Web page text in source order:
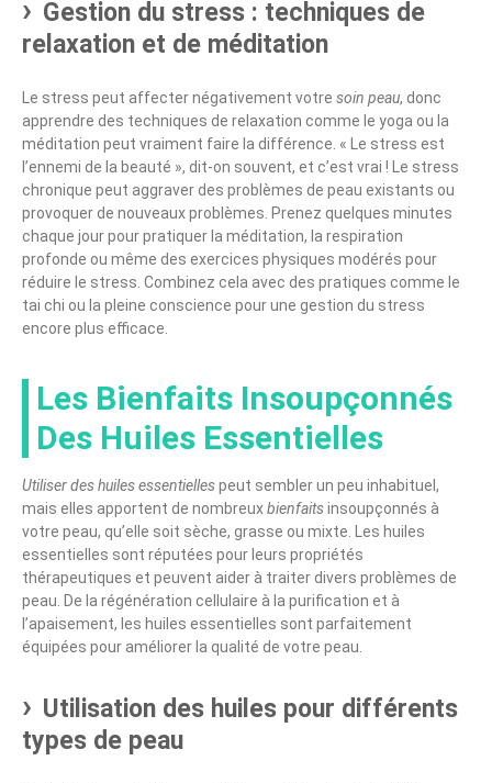
Gestion du stress : techniques de
relaxation et de méditation
Le stress peut affecter négativement votre soin peau, donc
apprendre des techniques de relaxation comme le yoga ou la
méditation peut vraiment faire la différence. « Le stress est
l’ennemi de la beauté », dit-on souvent, et c’est vrai ! Le stress
chronique peut aggraver des problèmes de peau existants ou
provoquer de nouveaux problèmes. Prenez quelques minutes
chaque jour pour pratiquer la méditation, la respiration
profonde ou même des exercices physiques modérés pour
réduire le stress. Combinez cela avec des pratiques comme le
tai chi ou la pleine conscience pour une gestion du stress
encore plus efficace.
Les Bienfaits Insoupçonnés
Des Huiles Essentielles
Utiliser des huiles essentiellespeut sembler un peu inhabituel,
mais elles apportent de nombreuxbienfaitsinsoupçonnés à
votre peau, qu’elle soit sèche, grasse ou mixte. Les huiles
essentielles sont réputées pour leurs propriétés
thérapeutiques et peuvent aider à traiter divers problèmes de
peau. De la régénération cellulaire à la purification et à
l’apaisement, les huiles essentielles sont parfaitement
équipées pour améliorer la qualité de votre peau.
Utilisation des huiles pour différents
types de peau